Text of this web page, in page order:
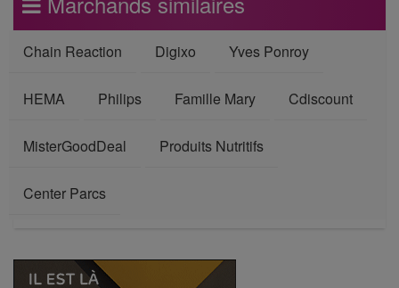
Chain Reaction Digixo Yves Ponroy
HEMA Philips Famille Mary Cdiscount
MisterGoodDeal Produits Nutritifs
Center Parcs